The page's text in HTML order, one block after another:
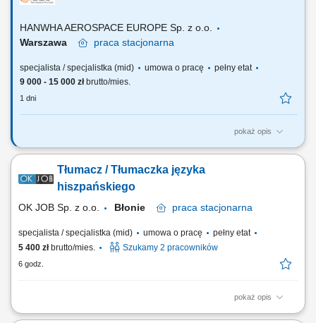
HANWHA AEROSPACE EUROPE Sp. z o.o.
Warszawa
praca stacjonarna
specjalista / specjalistka (mid) umowa o pracę
pełny etat
9 000 - 15 000 złbrutto/mies.
1 dni
pokaż opis
Zakres obowiązków Tłumaczenia ustne i pisemne – wsparcie w
realizacja bieżących tłumaczeń ustnych. Tworzenie, redagowanie i
tłumaczenie dokumentów – w tym raportów, prezentacji oraz innych
Tłumacz / Tłumaczka języka
hiszpańskiego
OK JOB Sp. z o.o. Błonie praca stacjonarna
specjalista / specjalistka (mid) umowa o pracę
pełny etat
5 400 złbrutto/mies. Szukamy 2 pracowników
6 godz.
pokaż opis
Opis stanowiska: Tłumaczenie szkoleń BHP oraz bieżącej komunikacji